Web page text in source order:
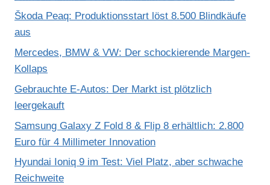
Škoda Peaq: Produktionsstart löst 8.500 Blindkäufe
aus
Mercedes, BMW & VW: Der schockierende Margen-
Kollaps
Gebrauchte E-Autos: Der Markt ist plötzlich
leergekauft
Samsung Galaxy Z Fold 8 & Flip 8 erhältlich: 2.800
Euro für 4 Millimeter Innovation
Hyundai Ioniq 9 im Test: Viel Platz, aber schwache
Reichweite